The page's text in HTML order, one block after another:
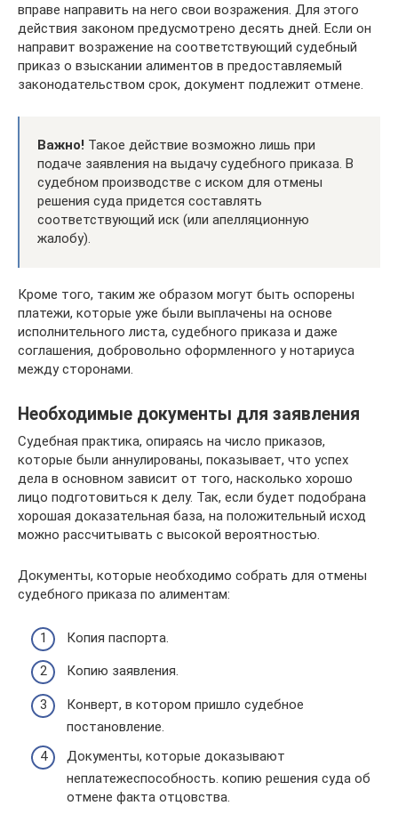
вправе направить на него свои возражения. Для этого
действия законом предусмотрено десять дней. Если он
направит возражение на соответствующий судебный
приказ о взыскании алиментов в предоставляемый
законодательством срок, документ подлежит отмене.
Важно! Такое действие возможно лишь при
подаче заявления на выдачу судебного приказа. В
судебном производстве с иском для отмены
решения суда придется составлять
соответствующий иск (или апелляционную
жалобу).
Кроме того, таким же образом могут быть оспорены
платежи, которые уже были выплачены на основе
исполнительного листа, судебного приказа и даже
соглашения, добровольно оформленного у нотариуса
между сторонами.
Необходимые документы для заявления
Судебная практика, опираясь на число приказов,
которые были аннулированы, показывает, что успех
дела в основном зависит от того, насколько хорошо
лицо подготовиться к делу. Так, если будет подобрана
хорошая доказательная база, на положительный исход
можно рассчитывать с высокой вероятностью.
Документы, которые необходимо собрать для отмены
судебного приказа по алиментам:
Копия паспорта.
Копию заявления.
Конверт, в котором пришло судебное
постановление.
Документы, которые доказывают
неплатежеспособность. копию решения суда об
отмене факта отцовства.